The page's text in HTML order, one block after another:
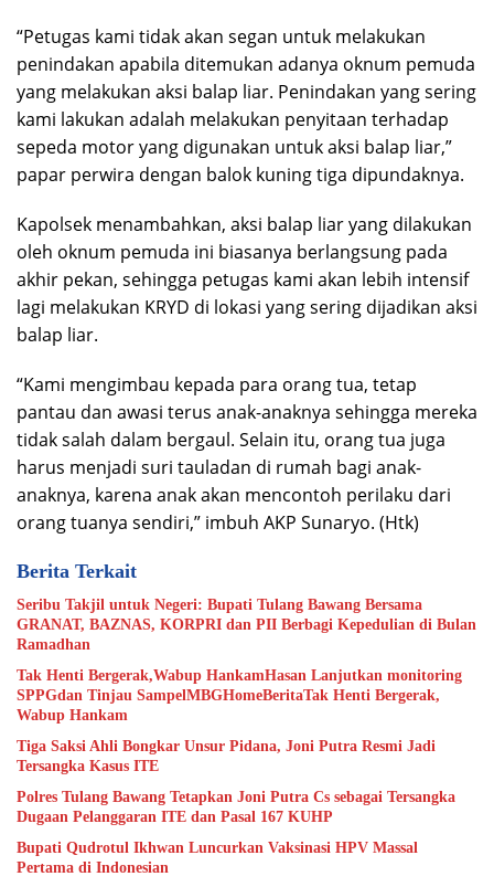
“Petugas kami tidak akan segan untuk melakukan
penindakan apabila ditemukan adanya oknum pemuda
yang melakukan aksi balap liar. Penindakan yang sering
kami lakukan adalah melakukan penyitaan terhadap
sepeda motor yang digunakan untuk aksi balap liar,”
papar perwira dengan balok kuning tiga dipundaknya.
Kapolsek menambahkan, aksi balap liar yang dilakukan
oleh oknum pemuda ini biasanya berlangsung pada
akhir pekan, sehingga petugas kami akan lebih intensif
lagi melakukan KRYD di lokasi yang sering dijadikan aksi
balap liar.
“Kami mengimbau kepada para orang tua, tetap
pantau dan awasi terus anak-anaknya sehingga mereka
tidak salah dalam bergaul. Selain itu, orang tua juga
harus menjadi suri tauladan di rumah bagi anak-
anaknya, karena anak akan mencontoh perilaku dari
orang tuanya sendiri,” imbuh AKP Sunaryo. (Htk)
Berita Terkait
Seribu Takjil untuk Negeri: Bupati Tulang Bawang Bersama
GRANAT, BAZNAS, KORPRI dan PII Berbagi Kepedulian di Bulan
Ramadhan
Tak Henti Bergerak,Wabup HankamHasan Lanjutkan monitoring
SPPGdan Tinjau SampelMBGHomeBeritaTak Henti Bergerak,
Wabup Hankam
Tiga Saksi Ahli Bongkar Unsur Pidana, Joni Putra Resmi Jadi
Tersangka Kasus ITE
Polres Tulang Bawang Tetapkan Joni Putra Cs sebagai Tersangka
Dugaan Pelanggaran ITE dan Pasal 167 KUHP
Bupati Qudrotul Ikhwan Luncurkan Vaksinasi HPV Massal
Pertama di Indonesian